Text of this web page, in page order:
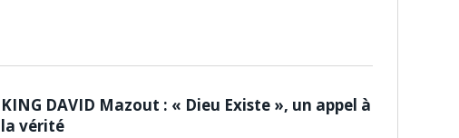
KING DAVID Mazout : « Dieu Existe », un appel à
la vérité